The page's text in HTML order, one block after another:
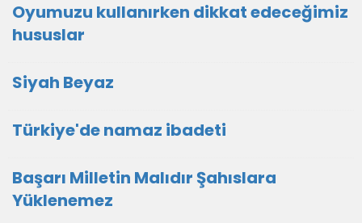
Oyumuzu kullanırken dikkat edeceğimiz
hususlar
Siyah Beyaz
Türkiye'de namaz ibadeti
Başarı Milletin Malıdır Şahıslara
Yüklenemez